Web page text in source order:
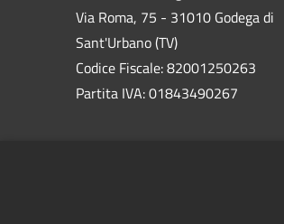
Via Roma, 75 - 31010 Godega di
Sant'Urbano (TV)
Codice Fiscale: 82001250263
Partita IVA: 01843490267